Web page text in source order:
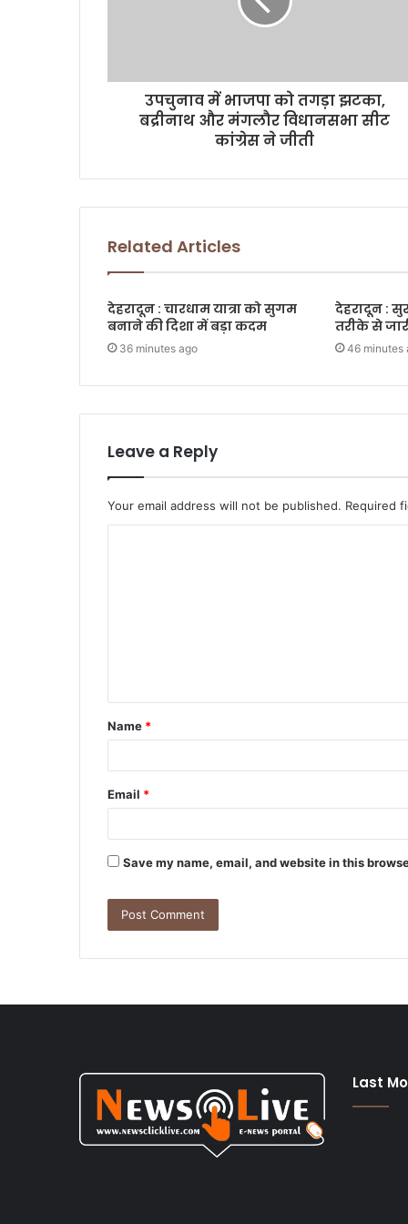
r
उपचुनाव में भाजपा को तगड़ा झटका,
बद्रीनाथ और मंगलौर विधानसभा सीट
कांग्रेस ने जीती
Related Articles
देहरादून : चारधाम यात्रा को सुगम
बनाने की दिशा में बड़ा कदम
36 minutes ago
देहरादून :
तरीके से
46 minutes
Leave a Reply
Your email address will not be published. Required
t
*
Name *
Email *
Save my name, email, and website in this
Last